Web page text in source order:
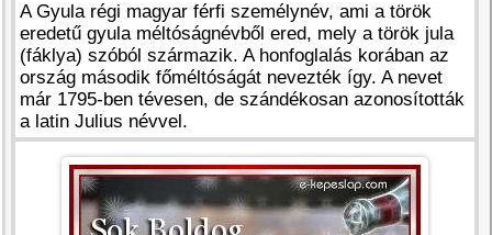
A Gyula régi magyar férfi személynév, ami a török
eredetű gyula méltóságnévből ered, mely a török jula
(fáklya) szóból származik. A honfoglalás korában az
ország második főméltóságát nevezték így. A nevet
már 1795-ben tévesen, de szándékosan azonosították
a latin Julius névvel.